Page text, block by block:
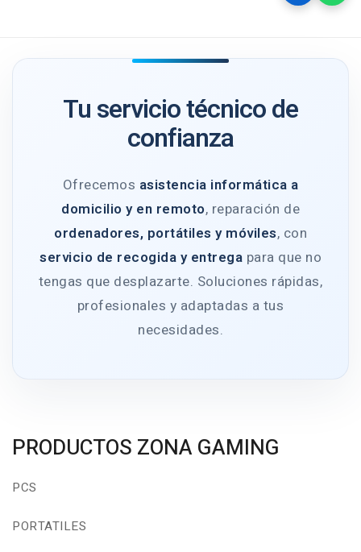
Tu servicio técnico de
confianza
Ofrecemos asistencia informática a
domicilio y en remoto, reparación de
ordenadores, portátiles y móviles, con
servicio de recogida y entrega para que no
tengas que desplazarte. Soluciones rápidas,
profesionales y adaptadas a tus
necesidades.
PRODUCTOS ZONA GAMING
PCS
PORTATILES